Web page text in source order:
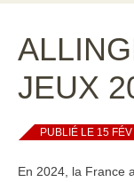
JEUX
PUBLIÉ LE 15
En 2024, la France